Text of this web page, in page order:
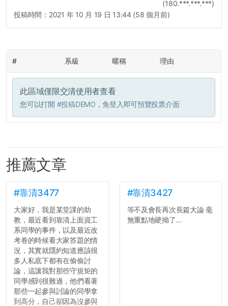
(180.***.***.***)
投稿時間： 2021 年 10 月 19 日 13:44 (58 個月前)
# 系級 暱稱 理由
此區域僅限交清使用者查看
您可以打開 #投稿DEMO ，免登入即可預覽投票介面
推薦文章
#靠清3477
大家好，我是某堂課的助
教，最近看到靠清上面資工
系同學的事件，以及最近改
考卷的時候看大家答題的情
況，其實就隱約知道應該很
多人私底下都有在偷偷討
論，這讓我對那些守規矩的
同學感到很難過，他們看著
那些一起參與討論的同學拿
到高分，自己卻因為沒參與
#靠清3427
等不及會長再次長篇大論 毫
無重點地硬拗了...